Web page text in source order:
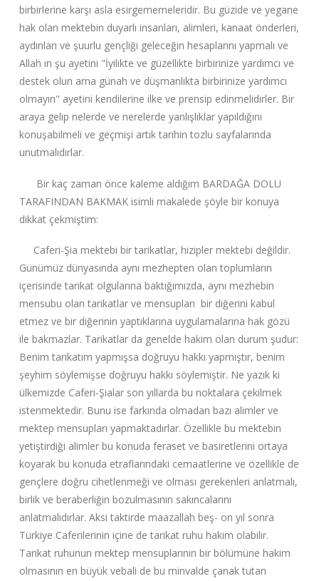
birbirlerine karşı asla esirgememeleridir. Bu güzide ve yegane
hak olan mektebin duyarlı insanları, alimleri, kanaat önderleri,
aydınları ve şuurlu gençliği geleceğin hesaplarını yapmalı ve
Allah ın şu ayetini "İyilikte ve güzellikte birbirinize yardımcı ve
destek olun ama günah ve düşmanlıkta birbirinize yardımcı
olmayın" ayetini kendilerine ilke ve prensip edinmelidirler. Bir
araya gelip nelerde ve nerelerde yanlışlıklar yapıldığını
konuşabilmeli ve geçmişi artık tarihin tozlu sayfalarında
unutmalıdırlar.
Bir kaç zaman önce kaleme aldığım BARDAĞA DOLU
TARAFINDAN BAKMAK isimli makalede şöyle bir konuya
dikkat çekmiştim:
Caferi-Şia mektebi bir tarikatlar, hizipler mektebi değildir.
Günümüz dünyasında aynı mezhepten olan toplumların
içerisinde tarikat olgularına baktığımızda, aynı mezhebin
mensubu olan tarikatlar ve mensupları bir diğerini kabul
etmez ve bir diğerinin yaptıklarına uygulamalarına hak gözü
ile bakmazlar. Tarikatlar da genelde hakim olan durum şudur:
Benim tarikatım yapmışsa doğruyu hakkı yapmıştır, benim
şeyhim söylemişse doğruyu hakkı söylemiştir. Ne yazık ki
ülkemizde Caferi-Şialar son yıllarda bu noktalara çekilmek
istenmektedir. Bunu ise farkında olmadan bazı alimler ve
mektep mensupları yapmaktadırlar. Özellikle bu mektebin
yetiştirdiği alimler bu konuda feraset ve basiretlerini ortaya
koyarak bu konuda etraflarındaki cemaatlerine ve özellikle de
gençlere doğru cihetlenmeği ve olması gerekenleri anlatmalı,
birlik ve beraberliğin bozulmasının sakıncalarını
anlatmalıdırlar. Aksi taktirde maazallah beş- on yıl sonra
Türkiye Caferilerinin içine de tarikat ruhu hakim olabilir.
Tarikat ruhunun mektep mensuplarının bir bölümüne hakim
olmasının en büyük vebali de bu minvalde çanak tutan